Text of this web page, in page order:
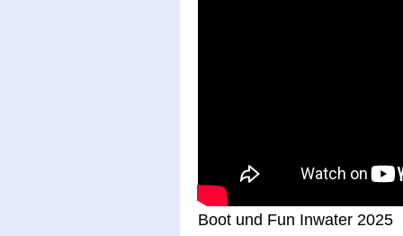
Boot und Fun Inwater 2025